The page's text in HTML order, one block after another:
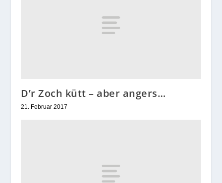
D’r Zoch kütt – aber angers…
21. Februar 2017